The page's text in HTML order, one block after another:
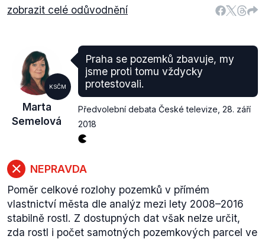
zobrazit celé odůvodnění
KSČM
Marta
Semelová
Praha se pozemků zbavuje, my
jsme proti tomu vždycky
protestovali.
Předvolební debata České televize 28. září
2018
NEPRAVDA
Poměr celkové rozlohy pozemků v přímém
vlastnictví města dle analýz mezi lety 2008–2016
stabilně rostl. Z dostupných dat však nelze určit,
zda rostl i počet samotných pozemkových parcel ve